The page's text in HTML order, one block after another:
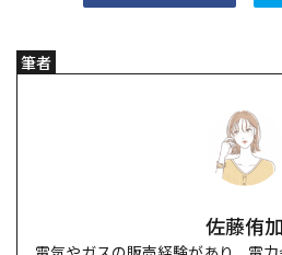
筆者
佐藤侑加